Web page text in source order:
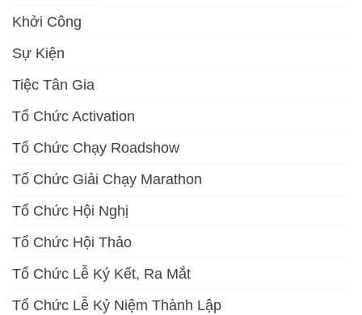
Khởi Công
Sự Kiện
Tiệc Tân Gia
Tổ Chức Activation
Tổ Chức Chạy Roadshow
Tổ Chức Giải Chạy Marathon
Tổ Chức Hội Nghị
Tổ Chức Hội Thảo
Tổ Chức Lễ Ký Kết, Ra Mắt
Tổ Chức Lễ Kỷ Niệm Thành Lập